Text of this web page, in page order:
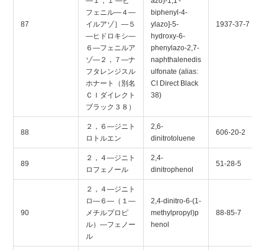
87
フェニル―４―
イルアゾ］―５
―ヒドロキシ―
６―フェニルア
ゾ―２，７―ナ
フタレンジスル
ホナート（別名
ＣＩダイレクト
ブラック３８）
biphenyl-4-
ylazo]-5-
hydroxy-6-
phenylazo-2,7-
naphthalenedis
ulfonate (alias:
CI Direct Black
38)
1937-37-7
88
２，６―ジニト
ロトルエン
2,6-
dinitrotoluene
606-20-2
89
２，４―ジニト
ロフェノール
2,4-
dinitrophenol
51-28-5
90
２，４―ジニト
ロ―６―（１―
メチルプロピ
ル）―フェノー
ル
2,4-dinitro-6-(1-
methylpropyl)p
henol
88-85-7